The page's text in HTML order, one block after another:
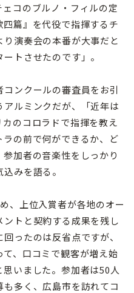
コのブルノ・フィルの定
篇』を代役で指揮するチ
演奏会の本番が大事だと
トさせたのです」。
ンクールの審査員をお引
ルミンクだが、「近年は
のコロラドで指揮を教え
の前で何ができるか、ど
加者の音楽性をしっかり
みを語る。
、上位入賞者が各地のオー
トと契約する成果を残し
ったのは反省点ですが、
、口コミで観客が増え始
いました。参加者は50人
多く、広島市を訪れてコ